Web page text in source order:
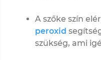
A szőke szín
peroxid
szükség, ami